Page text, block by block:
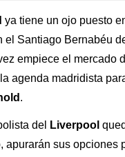
ya tiene un ojo puesto
el Santiago Bernabéu
empiece el mercado
agenda madridista
.
del Liverpool
apurarán sus opciones